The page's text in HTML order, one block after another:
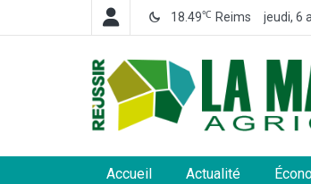
18.49℃ Reims jeudi, 6
La Marne
et rurales
Accueil Actualité